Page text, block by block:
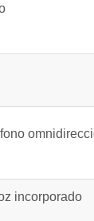
incorporado